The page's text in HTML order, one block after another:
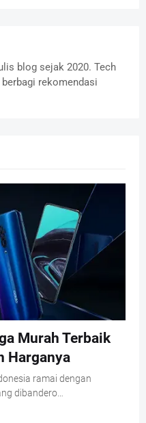
blog sejak 2020. Tech
rekomendasi
Murah Terbaik
Harganya
ramai dengan
dibandero…